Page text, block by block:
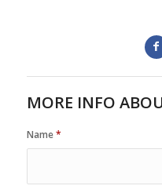
MORE INFO
Name*